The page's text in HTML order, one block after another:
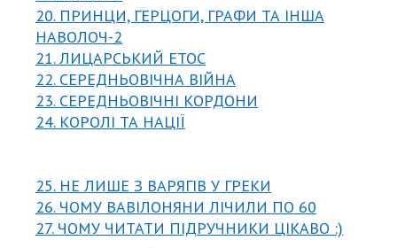
20. ПРИНЦИ, ГЕРЦОГИ, ГРАФИ ТА ІНША
НАВОЛОЧ-2
21. ЛИЦАРСЬКИЙ ЕТОС
22. СЕРЕДНЬОВІЧНА ВІЙНА
23. СЕРЕДНЬОВІЧНІ КОРДОНИ
24. КОРОЛІ ТА НАЦІЇ
25. НЕ ЛИШЕ З ВАРЯГІВ У ГРЕКИ
26. ЧОМУ ВАВІЛОНЯНИ ЛІЧИЛИ ПО 60
27. ЧОМУ ЧИТАТИ ПІДРУЧНИКИ ЦІКАВО :)